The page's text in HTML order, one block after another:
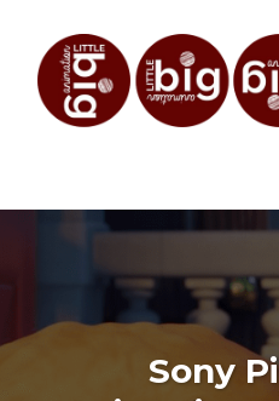
Sony